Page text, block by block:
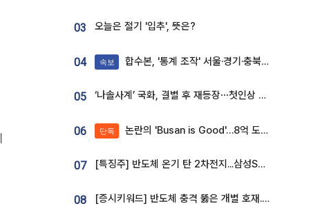
03 오늘은 절기 '입추', 뜻은?
04 속보 합수본, '통계 조작' 서울·경기·충북 선관위 등 추가 압수수색
05 ‘나솔사계’ 국화, 결별 후 재등장⋯첫인상 투표 휩쓸고 ‘인기녀’ 등극
06 단독 논란의 'Busan is Good'…8억 도시브랜드, 용산 대통령실 CI 업체가 수행
07 [특징주] 반도체 온기 탄 2차전지...삼성SDI, 장 초반 7% 넘게 껑충
08 [증시키워드] 반도체 충격 뚫은 개별 호재...포스코퓨처엠·에코프로·한화솔루션 '눈길'